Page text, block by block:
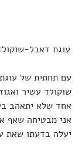
עוגת דאבל-
עם תחתית של
שוקולד עשיר
אחד שלא יתאהב
אני מבטיחה שאף
יעלה בדעתו שאת